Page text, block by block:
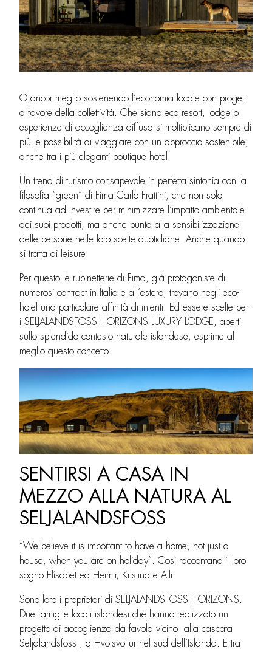
O ancor meglio sostenendo l’economia locale con progetti
a favore della collettività. Che siano eco resort, lodge o
esperienze di accoglienza diffusa si moltiplicano sempre di
più le possibilità di viaggiare con un approccio sostenibile,
anche tra i più eleganti boutique hotel.
Un trend di turismo consapevole in perfetta sintonia con la
filosofia “green” di Fima Carlo Frattini, che non solo
continua ad investire per minimizzare l’impatto ambientale
dei suoi prodotti, ma anche punta alla sensibilizzazione
delle persone nelle loro scelte quotidiane. Anche quando
si tratta di leisure.
Per questo le rubinetterie di Fima, già protagoniste di
numerosi contract in Italia e all’estero, trovano negli eco-
hotel una particolare affinità di intenti. Ed essere scelte per
i SELJALANDSFOSS HORIZONS LUXURY LODGE, aperti
sullo splendido contesto naturale islandese, esprime al
meglio questo concetto.
SENTIRSI A CASA IN
MEZZO ALLA NATURA AL
SELJALANDSFOSS
“We believe it is important to have a home, not just a
house, when you are on holiday”. Così raccontano il loro
sogno Elísabet ed Heimir, Kristina e Atli.
Sono loro i proprietari di SELJALANDSFOSS HORIZONS.
Due famiglie locali islandesi che hanno realizzato un
progetto di accoglienza da favola vicino alla cascata
Seljalandsfoss , a Hvolsvollur nel sud dell’Islanda. E tra